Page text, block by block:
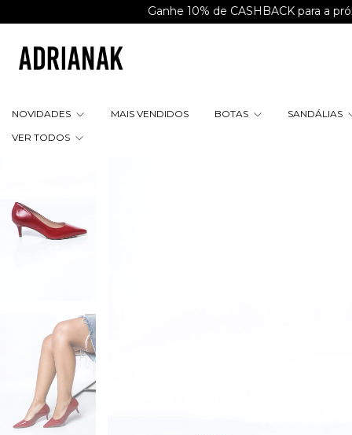
Ganhe 10% de CASHBACK para a próxima
NOVIDADES MAIS VENDIDOS BOTAS
SANDÁLIAS
VER TODOS